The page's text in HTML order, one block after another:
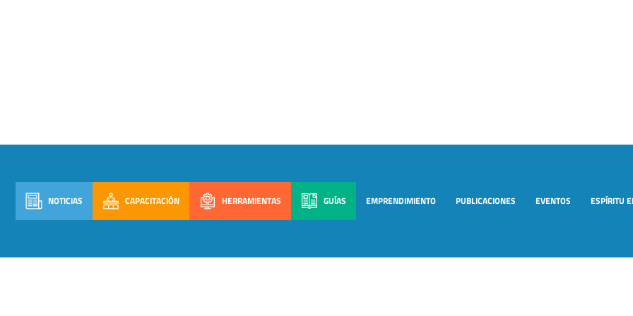
NOTICIAS CAPACITACIÓN HERRAMIENTAS GUÍAS EMPRENDIMIENTO PUBLICACIONES EVENTOS ESPÍRITU